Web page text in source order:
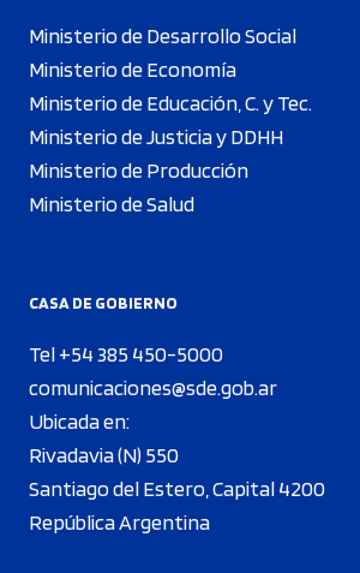
Ministerio de Desarrollo Social
Ministerio de Economía
Ministerio de Educación, C. y Tec.
Ministerio de Justicia y DDHH
Ministerio de Producción
Ministerio de Salud
CASA DE GOBIERNO
Tel +54 385 450-5000
comunicaciones@sde.gob.ar
Ubicada en:
Rivadavia (N) 550
Santiago del Estero, Capital 4200
República Argentina